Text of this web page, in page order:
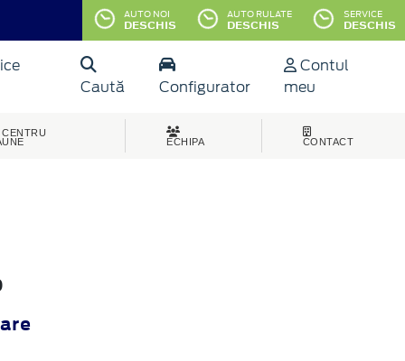
AUTO NOI
DESCHIS
AUTO RULATE
DESCHIS
SERVICE
DESCHIS
Caută Configurator
Contul
meu
CENTRU
ECHIPA CONTACT